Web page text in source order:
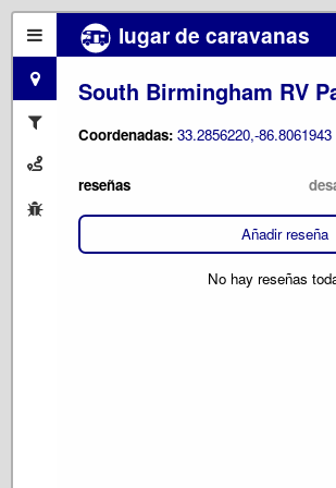
lugar de caravanas
South Birmingham RV
Coordenadas: 33.2856220,-86.8061943
reseñas
Añadir reseña
No hay reseñas